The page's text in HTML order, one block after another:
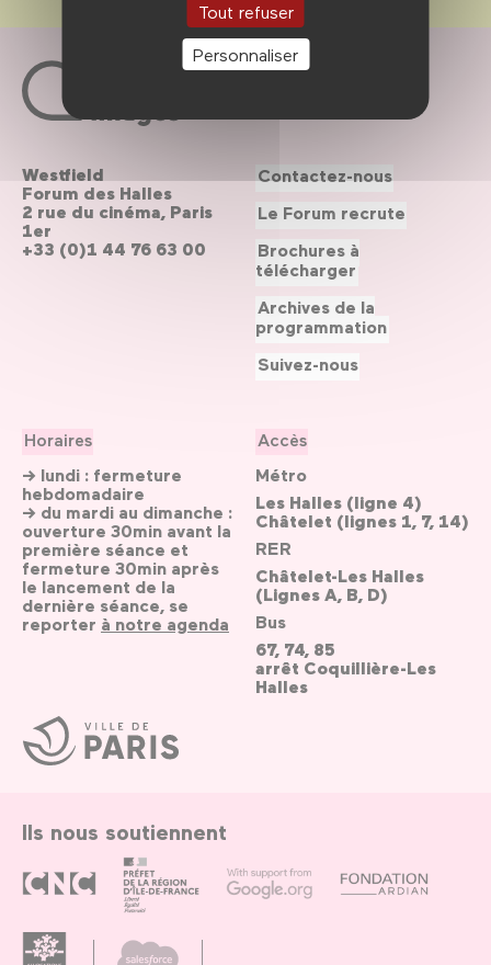
Tout refuser
Personnaliser
Ville
de
Paris
Westfield
Forum des Halles
2 rue du cinéma, Paris
1er
+33 (0)1 44 76 63 00
Horaires
→ lundi : fermeture
hebdomadaire
→ du mardi au dimanche :
ouverture 30min avant la
première séance et
fermeture 30min après
le lancement de la
dernière séance, se
reporter à notre agenda
Accès
Métro
Les Halles (ligne 4)
Châtelet (lignes 1, 7, 14)
RER
Châtelet-Les Halles
(Lignes A, B, D)
Bus
67, 74, 85
arrêt Coquillière-Les
Halles
Contactez-nous
Le Forum recrute
Brochures à
télécharger
Archives de la
programmation
Suivez-nous
Ils nous soutiennent